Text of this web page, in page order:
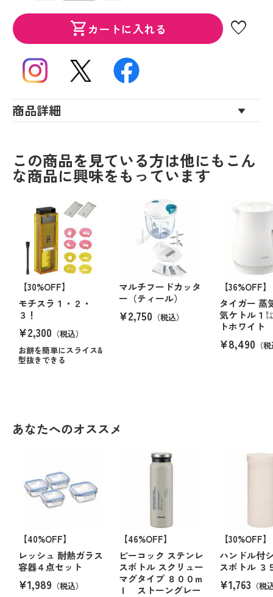
shopping_cartカートに入れる favorite
商品詳細
この商品を見ている方は他にもこん
な商品に興味をもっています
【30%OFF】
モチスラ１・２・
３！
¥2,300 （税込）
お餅を簡単にスライス&
型抜きできる
マルチフードカッタ
ー（ティール）
¥2,750 （税込）
【36%OFF】
タイガー 蒸
気ケトル１
トホワイト
¥8,490 （
あなたへのオススメ
【40%OFF】
レッシュ 耐熱ガラス
容器４点セット
¥1,989 （税込）
【46%OFF】
ピーコック ステンレ
スボトル スクリュー
マグタイプ ８００ｍ
ｌ ストーングレー
【30%OFF】
ハンドル付
スボトル ３
¥1,763 （税